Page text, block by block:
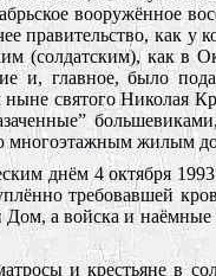
правительство, как
(солдатским), как в
и, главное, было
святого Николая
многоэтажным жилым
днём 4 октября
требовавшей
а войска и
и крестьяне в